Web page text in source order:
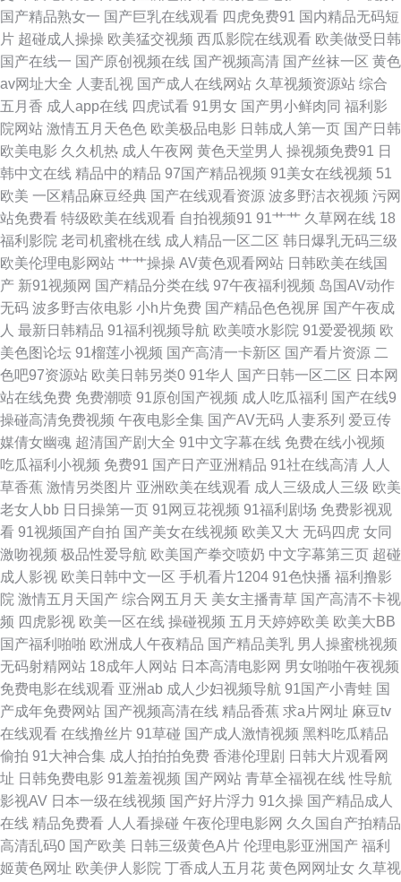
三级片链接 在线视频撸 91蜜桃免费看 AV手机天堂网 福利社禁片 精品91国
产0 人妻熟女在线网址 午夜日屄 3级片免费 av超碰人人操 国产在线观看亚毛
蜜臀96超碰 人人摸97视频 三级片mp4 91国产高清视频 含羞草福利姬 无码
1234 91福利视频网站 99午夜福利导航 国产夫妻3p网站 污视频下载网站 91
国在线视频 91ts紫苑 欧美艹逼 天堂网AV手机版 伊人久久视频 91新址 超碰
人人香蕉 免费超碰 天天干B网 亚洲欧洲日本无码 91蜜桃黑人人妻 A片日韩
国产三级视频 日本瑟天堂 91素人草草影院 久久偷拍视频导航 日韩91av 午
夜无码伦理 91美女艹逼网站 俺来也导航 福利网址在线导航 日韩有码va 最新
无码伦理片 AAA欧美性爱 东京热色综合 黑丝变态人妖 美女午夜影院 日本欧
美视频 五月天婷婷色色图 超碰啪啪啪 日韩人妻无码破解 欧美成人网页 亚洲
天堂bt 黄色网上站观看 青青操avbb 视频一区11 在线国产超碰9 成人精品午
夜剧场 精品一区日韩 91搞熟女 大香蕉伊人视频网 韩国午夜福利剧场 婷婷成
人网导航 肏屄导航 精品偷拍 欧美亚洲日韩成人 午夜男女AV 97超碰碰 激情
文学亚洲 少妇丰满av 91精品变态直播 超碰AV夜夜操 国产浮力第一影院 九
九热精品6 欧美天堂乱码 熟妇视频91 综合成人性爱日韩 草比电影网 欧美色
国产在线 超踫成人91 免费看片操 日韩资源网 91美女小视频 白洁小晶 狠狠
插色色 91豆花成人社区 岛国片免费 欧美成人影 亚洲AV色色导航 国产ts系列
在线 久久偷拍视频 日本欧美视频 91蜜桃传媒 美国一级毛卡 五月天精品导航
91视频精选 国产精品第十页 人人草人人妻91 一本到道 超碰2026 国语不卡
国产精品熟女一 国产巨乳在线观看 四虎免费91 国内精品无码短
片 超碰成人操操 欧美猛交视频 西瓜影院在线观看 欧美做受日韩
国产在线一 国产原创视频在线 国产视频高清 国产丝袜一区 黄色
av网址大全 人妻乱视 国产成人在线网站 久草视频资源站 综合
五月香 成人app在线 四虎试看 91男女 国产男小鲜肉同 福利影
院网站 激情五月天色色 欧美极品电影 日韩成人第一页 国产日韩
欧美电影 久久机热 成人午夜网 黄色天堂男人 操视频免费91 日
韩中文在线 精品中的精品 97国产精品视频 91美女在线视频 51
欧美 一区精品麻豆经典 国产在线观看资源 波多野洁衣视频 污网
站免费看 特级欧美在线观看 自拍视频91 91艹艹 久草网在线 18
福利影院 老司机蜜桃在线 成人精品一区二区 韩日爆乳无码三级
欧美伦理电影网站 艹艹操操 AV黄色观看网站 日韩欧美在线国
产 新91视频网 国产精品分类在线 97午夜福利视频 岛国AV动作
无码 波多野吉依电影 小h片免费 国产精品色色视屏 国产午夜成
人 最新日韩精品 91福利视频导航 欧美喷水影院 91爱爱视频 欧
美色图论坛 91榴莲小视频 国产高清一卡新区 国产看片资源 二
色吧97资源站 欧美日韩另类0 91华人 国产日韩一区二区 日本网
站在线免费 免费潮喷 91原创国产视频 成人吃瓜福利 国产在线9
操碰高清免费视频 午夜电影全集 国产AV无码 人妻系列 爱豆传
媒倩女幽魂 超清国产剧大全 91中文字幕在线 免费在线小视频
吃瓜福利小视频 免费91 国产日产亚洲精品 91社在线高清 人人
草香蕉 激情另类图片 亚洲欧美在线观看 成人三级成人三级 欧美
老女人bb 日日操第一页 91网豆花视频 91福利剧场 免费影视观
看 91视频国产自拍 国产美女在线视频 欧美又大 无码四虎 女同
激吻视频 极品性爱导航 欧美国产拳交喷奶 中文字幕第三页 超碰
成人影视 欧美日韩中文一区 手机看片1204 91色快播 福利撸影
院 激情五月天国产 综合网五月天 美女主播青草 国产高清不卡视
频 四虎影视 欧美一区在线 操碰视频 五月天婷婷欧美 欧美大BB
国产福利啪啪 欧洲成人午夜精品 国产精品美乳 男人操蜜桃视频
无码射精网站 18成年人网站 日本高清电影网 男女啪啪午夜视频
免费电影在线观看 亚洲ab 成人少妇视频导航 91国产小青蛙 国
产成年免费网站 国产视频高清在线 精品香蕉 求a片网址 麻豆tv
在线观看 在线撸丝片 91草碰 国产成人激情视频 黑料吃瓜精品
偷拍 91大神合集 成人拍拍拍免费 香港伦理剧 日韩大片观看网
址 日韩免费电影 91羞羞视频 国产网站 青草全福视在线 性导航
影视AV 日本一级在线视频 国产好片浮力 91久操 国产精品成人
在线 精品免费看 人人看操碰 午夜伦理电影网 久久国自产拍精品
高清乱码0 国产欧美 日韩三级黄色A片 伦理电影亚洲国产 福利
姬黄色网址 欧美伊人影院 丁香成人五月花 黄色网网址女 久草视